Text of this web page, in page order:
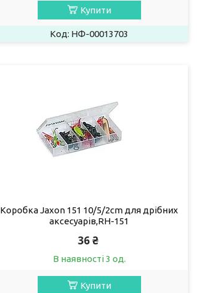
Купити
НФ-00013703
Коробка Jaxon 151 10/5/2cm для дрібних
аксесуарів,RH-151
36 ₴
В наявності 3 од.
Купити